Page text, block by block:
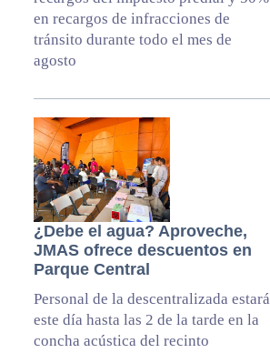
en recargos de infracciones de
tránsito durante todo el mes de
agosto
¿Debe el agua? Aproveche,
JMAS ofrece descuentos en
Parque Central
Personal de la descentralizada estará
este día hasta las 2 de la tarde en la
concha acústica del recinto